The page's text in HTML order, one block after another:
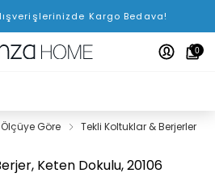
Kargo Bedava!
0
Ölçüye Göre
Tekli Koltuklar & Berjerler